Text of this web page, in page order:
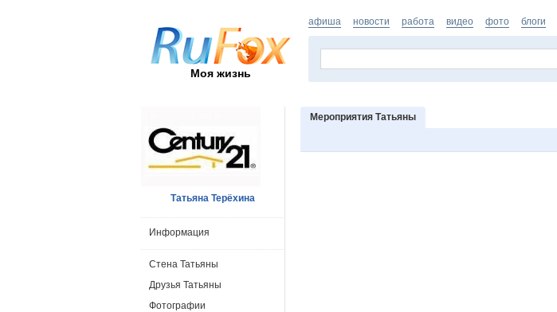
Моя жизнь
афиша новости работа видео фото блоги
Мероприятия Татьяны
Татьяна Терёхина
Информация
Стена Татьяны
Друзья Татьяны
Фотографии